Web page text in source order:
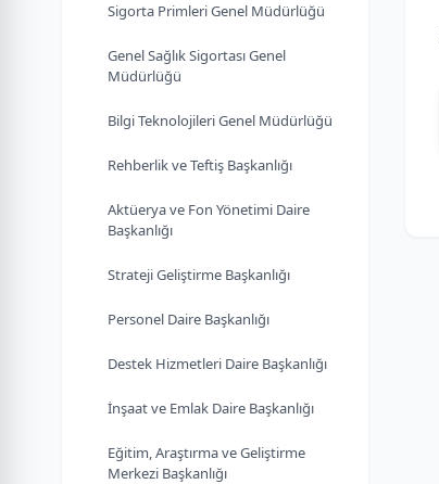
Sigorta Primleri Genel Müdürlüğü
Genel Sağlık Sigortası Genel
Müdürlüğü
Bilgi Teknolojileri Genel Müdürlüğü
Rehberlik ve Teftiş Başkanlığı
Aktüerya ve Fon Yönetimi Daire
Başkanlığı
Strateji Geliştirme Başkanlığı
Personel Daire Başkanlığı
Destek Hizmetleri Daire Başkanlığı
İnşaat ve Emlak Daire Başkanlığı
Eğitim, Araştırma ve Geliştirme
Merkezi Başkanlığı